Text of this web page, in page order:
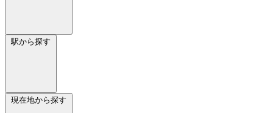
駅から探す
現在地から探す